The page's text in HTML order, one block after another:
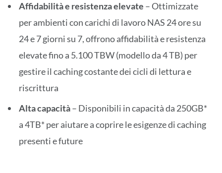
Affidabilità e resistenza elevate – Ottimizzate
per ambienti con carichi di lavoro NAS 24 ore su
24 e 7 giorni su 7, offrono affidabilità e resistenza
elevate fino a 5.100 TBW (modello da 4 TB) per
gestire il caching costante dei cicli di lettura e
riscrittura
Alta capacità– Disponibili in capacità da 250GB*
a 4TB* per aiutare a coprire le esigenze di caching
presenti e future